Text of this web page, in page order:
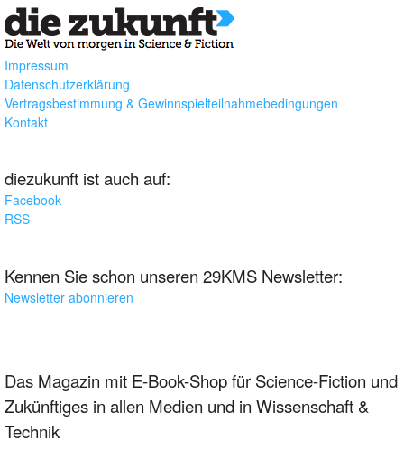
Impressum
Datenschutzerklärung
Vertragsbestimmung & Gewinnspielteilnahmebedingungen
Kontakt
diezukunft ist auch auf:
Facebook
RSS
Kennen Sie schon unseren 29KMS Newsletter:
Newsletter abonnieren
Das Magazin mit E-Book-Shop für Science-Fiction und
Zukünftiges in allen Medien und in Wissenschaft &
Technik